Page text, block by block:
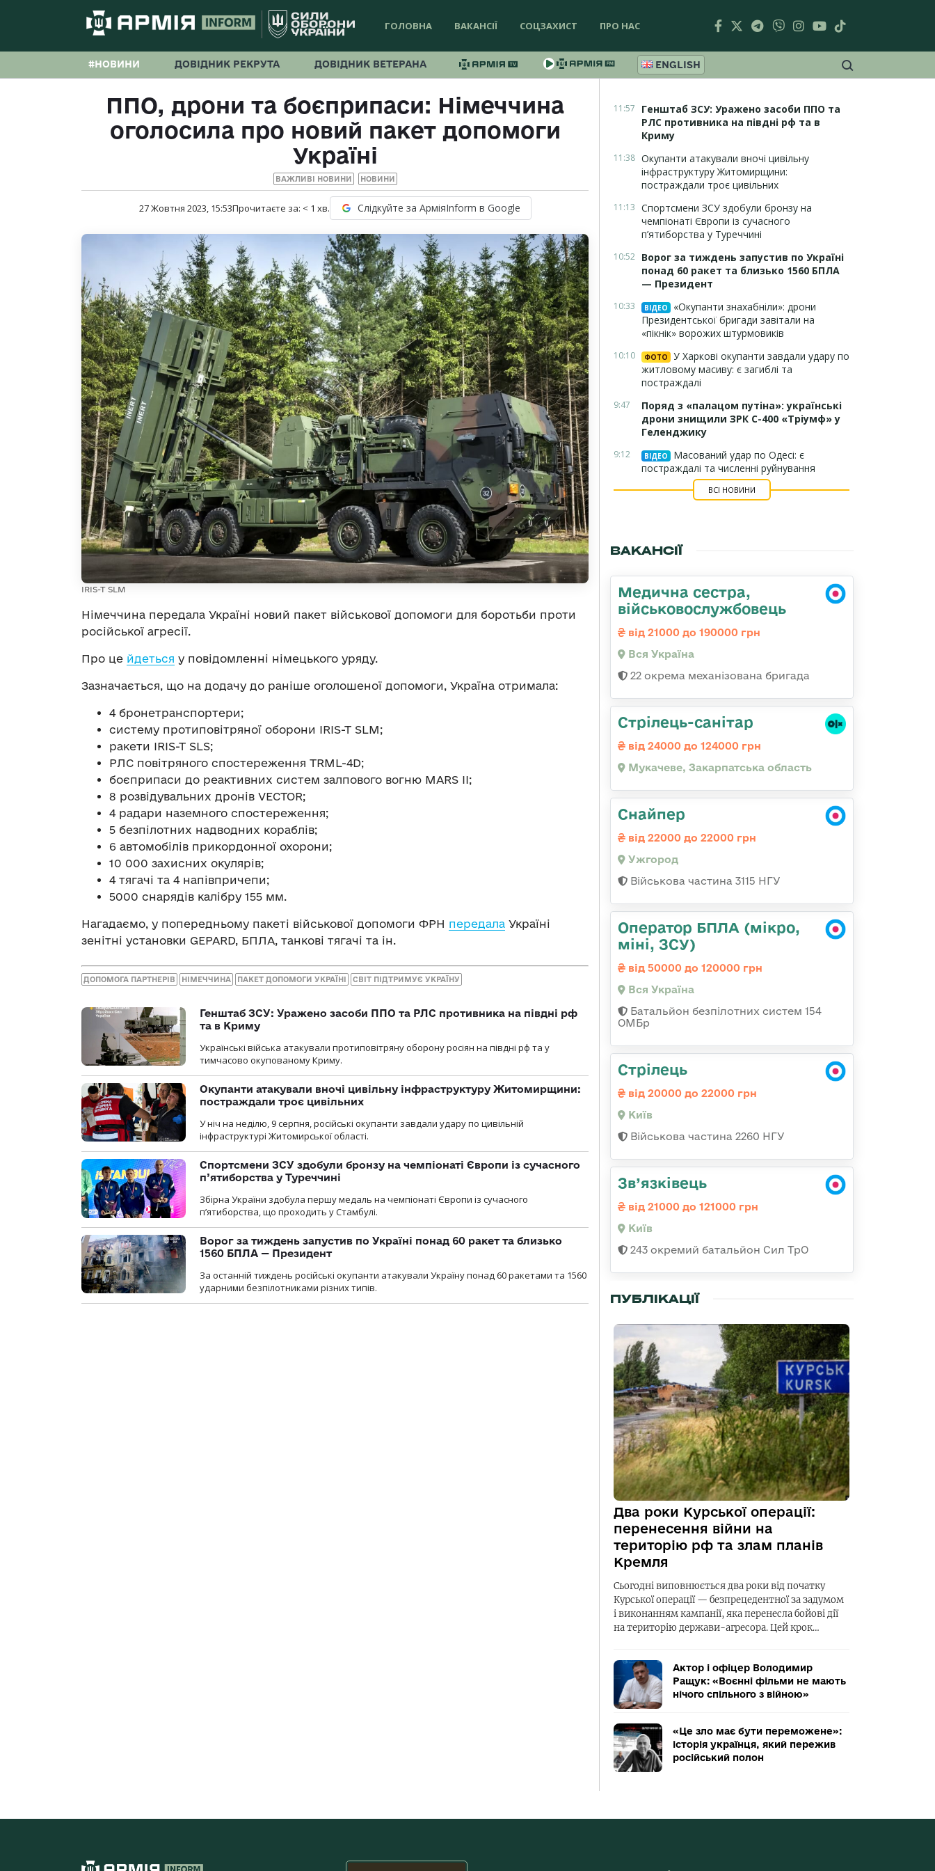
ГОЛОВНА ВАКАНСІЇ СОЦЗАХИСТ ПРО НАС
#НОВИНИ ДОВІДНИК РЕКРУТА ДОВІДНИК ВЕТЕРАНА ENGLISH
ППО, дрони та боєприпаси: Німеччина
оголосила про новий пакет допомоги
Україні
ВАЖЛИВІ НОВИНИ НОВИНИ
27 Жовтня 2023, 15:53Прочитаєте за: < 1 хв. Слідкуйте за АрміяInform в Google
IRIS-T SLM
Німеччина передала Україні новий пакет військової допомоги для боротьби проти
російської агресії.
Про це йдеться у повідомленні німецького уряду.
Зазначається, що на додачу до раніше оголошеної допомоги, Україна отримала:
4 бронетранспортери;
систему протиповітряної оборони IRIS-T SLM;
ракети IRIS-T SLS;
РЛС повітряного спостереження TRML-4D;
боєприпаси до реактивних систем залпового вогню MARS II;
8 розвідувальних дронів VECTOR;
4 радари наземного спостереження;
5 безпілотних надводних кораблів;
6 автомобілів прикордонної охорони;
10 000 захисних окулярів;
4 тягачі та 4 напівпричепи;
5000 снарядів калібру 155 мм.
Нагадаємо, у попередньому пакеті військової допомоги ФРН передала Україні
зенітні установки GEPARD, БПЛА, танкові тягачі та ін.
ДОПОМОГА ПАРТНЕРІВ НІМЕЧЧИНА ПАКЕТ ДОПОМОГИ УКРАЇНІ СВІТ ПІДТРИМУЄ УКРАЇНУ
Генштаб ЗСУ: Уражено засоби ППО та РЛС противника на півдні рф
та в Криму
Українські війська атакували протиповітряну оборону росіян на півдні рф та у
тимчасово окупованому Криму.
Окупанти атакували вночі цивільну інфраструктуру Житомирщини:
постраждали троє цивільних
У ніч на неділю, 9 серпня, російські окупанти завдали удару по цивільній
інфраструктурі Житомирської області.
Спортсмени ЗСУ здобули бронзу на чемпіонаті Європи із сучасного
п’ятиборства у Туреччині
Збірна України здобула першу медаль на чемпіонаті Європи із сучасного
п’ятиборства, що проходить у Стамбулі.
Ворог за тиждень запустив по Україні понад 60 ракет та близько
1560 БПЛА — Президент
За останній тиждень російські окупанти атакували Україну понад 60 ракетами та 1560
ударними безпілотниками різних типів.
11:57
Генштаб ЗСУ: Уражено засоби ППО та
РЛС противника на півдні рф та в
Криму
11:38 Окупанти атакували вночі цивільну
інфраструктуру Житомирщини:
постраждали троє цивільних
11:13 Спортсмени ЗСУ здобули бронзу на
чемпіонаті Європи із сучасного
п’ятиборства у Туреччині
10:52 Ворог за тиждень запустив по Україні
понад 60 ракет та близько 1560 БПЛА
— Президент
10:33 ВІДЕО
«Окупанти знахабніли»: дрони
Президентської бригади завітали на
«пікнік» ворожих штурмовиків
10:10 ФОТО
У Харкові окупанти завдали удару по
житловому масиву: є загиблі та
постраждалі
9:47
Поряд з «палацом путіна»: українські
дрони знищили ЗРК С-400 «Тріумф» у
Геленджику
9:12 ВІДЕО
Масований удар по Одесі: є
постраждалі та численні руйнування
ВСІ НОВИНИ
ВАКАНСІЇ
Медична сестра,
військовослужбовець
від 21000 до 190000 грн
Вся Україна
22 окрема механізована бригада
Стрілець-санітар
від 24000 до 124000 грн
Мукачеве, Закарпатська область
Снайпер
від 22000 до 22000 грн
Ужгород
Військова частина 3115 НГУ
Оператор БПЛА (мікро,
міні, ЗСУ)
від 50000 до 120000 грн
Вся Україна
Батальйон безпілотних систем 154
ОМБр
Стрілець
від 20000 до 22000 грн
Київ
Військова частина 2260 НГУ
Зв’язківець
від 21000 до 121000 грн
Київ
243 окремий батальйон Сил ТрО
ПУБЛІКАЦІЇ
Два роки Курської операції:
перенесення війни на
територію рф та злам планів
Кремля
Сьогодні виповнюється два роки від початку
Курської операції — безпрецедентної за задумом
і виконанням кампанії, яка перенесла бойові дії
на територію держави-агресора. Цей крок…
Актор і офіцер Володимир
Ращук: «Воєнні фільми не мають
нічого спільного з війною»
«Це зло має бути переможене»:
історія українця, який пережив
російський полон